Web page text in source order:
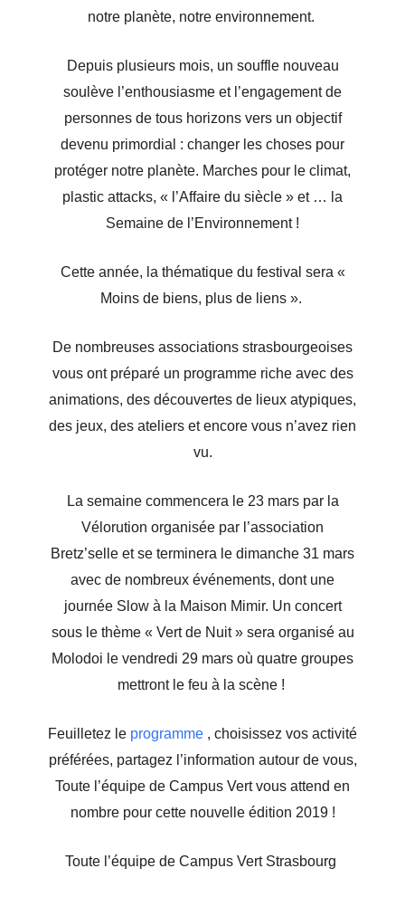
notre planète, notre environnement.
Depuis plusieurs mois, un souffle nouveau
soulève l’enthousiasme et l’engagement de
personnes de tous horizons vers un objectif
devenu primordial : changer les choses pour
protéger notre planète. Marches pour le climat,
plastic attacks, « l’Affaire du siècle » et … la
Semaine de l’Environnement !
Cette année, la thématique du festival sera «
Moins de biens, plus de liens ».
De nombreuses associations strasbourgeoises
vous ont préparé un programme riche avec des
animations, des découvertes de lieux atypiques,
des jeux, des ateliers et encore vous n’avez rien
vu.
La semaine commencera le 23 mars par la
Vélorution organisée par l’association
Bretz’selle et se terminera le dimanche 31 mars
avec de nombreux événements, dont une
journée Slow à la Maison Mimir. Un concert
sous le thème « Vert de Nuit » sera organisé au
Molodoi le vendredi 29 mars où quatre groupes
mettront le feu à la scène !
Feuilletez le programme , choisissez vos activité
préférées, partagez l’information autour de vous,
Toute l’équipe de Campus Vert vous attend en
nombre pour cette nouvelle édition 2019 !
Toute l’équipe de Campus Vert Strasbourg